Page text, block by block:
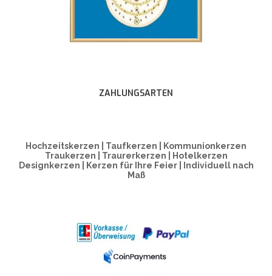
ZAHLUNGSARTEN
Hochzeitskerzen | Taufkerzen | Kommunionkerzen
Traukerzen | Traurerkerzen | Hotelkerzen
Designkerzen | Kerzen für Ihre Feier | Individuell nach
Maß